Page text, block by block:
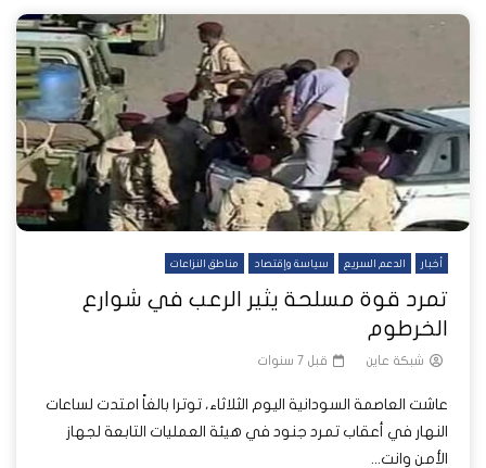
أخبار الدعم السريع سياسة وإقتصاد مناطق النزاعات
تمرد قوة مسلحة يثير الرعب في شوارع
الخرطوم
شبكة عاين قبل 7 سنوات
عاشت العاصمة السودانية اليوم الثلاثاء، توترا بالغاً امتدت لساعات
النهار في أعقاب تمرد جنود في هيئة العمليات التابعة لجهاز
الأمن وانت...